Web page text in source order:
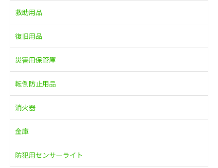
救助用品
復旧用品
災害用保管庫
転倒防止用品
消火器
金庫
防犯用センサーライト